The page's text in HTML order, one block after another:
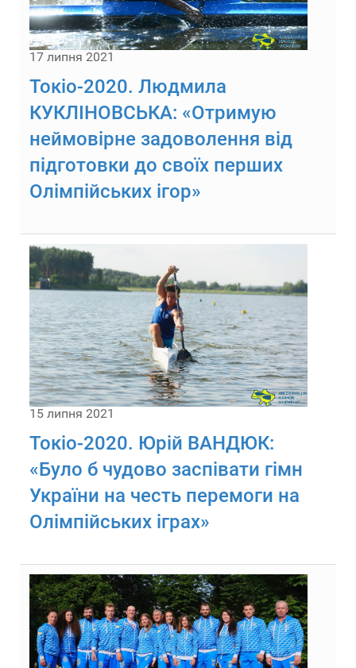
17 липня 2021
Токіо-2020. Людмила
КУКЛІНОВСЬКА: «Отримую
неймовірне задоволення від
підготовки до своїх перших
Олімпійських ігор»
15 липня 2021
Токіо-2020. Юрій ВАНДЮК:
«Було б чудово заспівати гімн
України на честь перемоги на
Олімпійських іграх»